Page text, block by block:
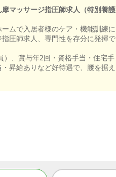
摩マッサージ指圧師求人（特別養護
ムで入居者様のケア・機能訓練に
圧師求人、専門性を存分に発揮で
）、賞与年2回・資格手当・住宅手
昇給ありなど好待遇で、腰を据え
勤のみでオンオフを切り替えて長